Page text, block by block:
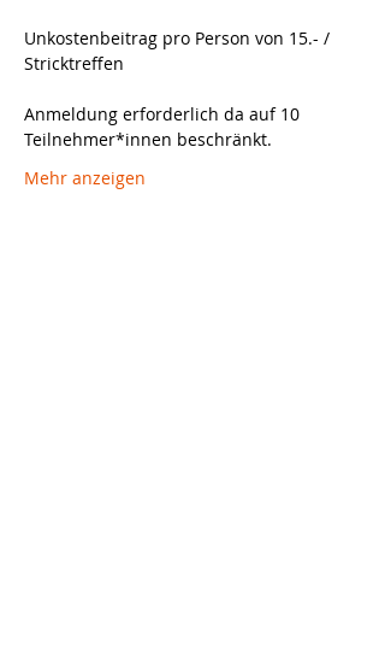
Unkostenbeitrag pro Person von 15.- /
Stricktreffen
Anmeldung erforderlich da auf 10
Teilnehmer*innen beschränkt.
Mehr anzeigen